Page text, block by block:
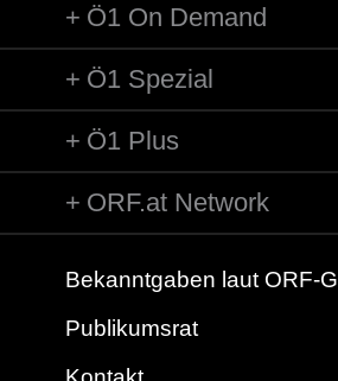
Ö1 On Demand
Ö1 Spezial
Ö1 Plus
ORF.at Network
Bekanntgaben laut ORF-G
Publikumsrat